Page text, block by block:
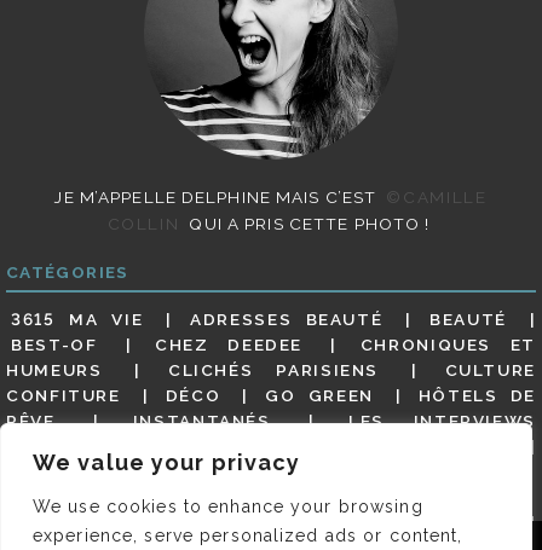
We value your privacy
We use cookies to enhance your browsing
experience, serve personalized ads or content,
JE M’APPELLE DELPHINE MAIS C’EST
©CAMILLE
COLLIN
QUI A PRIS CETTE PHOTO !
CATÉGORIES
3615 MA VIE ADRESSES BEAUTÉ
BEAUTÉ
BEST-OF
CHEZ DEEDEE
CHRONIQUES ET
HUMEURS
CLICHÉS PARISIENS
CULTURE
CONFITURE
DÉCO GO GREEN
HÔTELS DE
RÊVE
INSTANTANÉS
LES INTERVIEWS
MES ADRESSES
MODE
(BUT GOODIES)
PAR ICI LE MAGOT !
PARIS EN PHOTOS
RESTAURANTS